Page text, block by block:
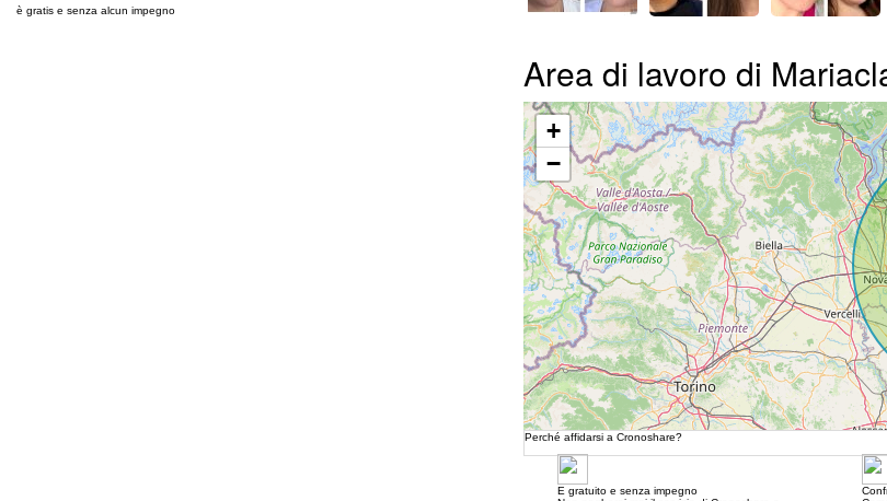
è gratis e senza alcun impegno
Area di lavoro di
+
−
Perché affidarsi a Cronoshare?
E gratuito e senza impegno